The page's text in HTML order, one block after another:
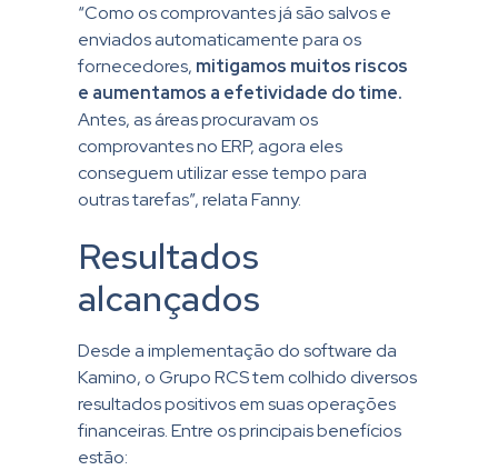
“Como os comprovantes já são salvos e
enviados automaticamente para os
fornecedores, mitigamos muitos riscos
e aumentamos a efetividade do time.
Antes, as áreas procuravam os
comprovantes no ERP, agora eles
conseguem utilizar esse tempo para
outras tarefas”, relata Fanny.
Resultados
alcançados
Desde a implementação do software da
Kamino, o Grupo RCS tem colhido diversos
resultados positivos em suas operações
financeiras. Entre os principais benefícios
estão: